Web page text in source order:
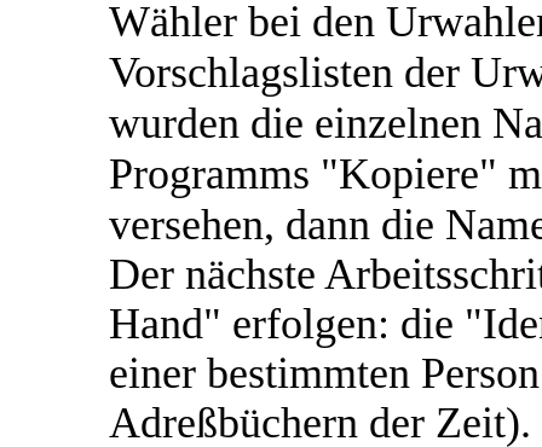
Wähler bei den
Vorschlagslisten der
wurden die einzelnen
Programms "Kopiere"
versehen, dann die
Der nächste
Hand" erfolgen: die
einer bestimmten
Adreßbüchern der